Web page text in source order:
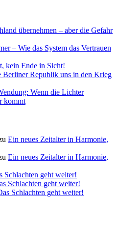
übernehmen – aber die Gefahr
– Wie das System das Vertrauen
kein Ende in Sicht!
Berliner Republik uns in den Krieg
Wenn die Lichter
kommt
Ein neues Zeitalter in Harmonie,
Ein neues Zeitalter in Harmonie,
Schlachten geht weiter!
Schlachten geht weiter!
Schlachten geht weiter!